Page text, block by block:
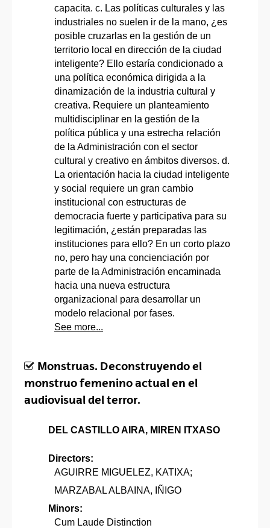
capacita. c. Las políticas culturales y las
industriales no suelen ir de la mano, ¿es
posible cruzarlas en la gestión de un
territorio local en dirección de la ciudad
inteligente? Ello estaría condicionado a
una política económica dirigida a la
dinamización de la industria cultural y
creativa. Requiere un planteamiento
multidisciplinar en la gestión de la
política pública y una estrecha relación
de la Administración con el sector
cultural y creativo en ámbitos diversos. d.
La orientación hacia la ciudad inteligente
y social requiere un gran cambio
institucional con estructuras de
democracia fuerte y participativa para su
legitimación, ¿están preparadas las
instituciones para ello? En un corto plazo
no, pero hay una concienciación por
parte de la Administración encaminada
hacia una nueva estructura
organizacional para desarrollar un
modelo relacional por fases.
See more...
Monstruas. Deconstruyendo el
monstruo femenino actual en el
audiovisual del terror.
DEL CASTILLO AIRA, MIREN ITXASO
Directors:
AGUIRRE MIGUELEZ, KATIXA;
MARZABAL ALBAINA, IÑIGO
Minors:
Cum Laude Distinction